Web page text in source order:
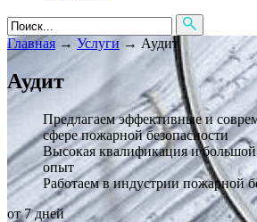
Главная → Услуги → Аудит
Аудит
Предлагаем эффективные и
сфере пожарной безопасности
Высокая квалификация и
опыт
Работаем в индустрии пожарной
от 7 дней